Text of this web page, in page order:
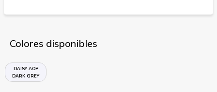
Colores disponibles
DAISY AOP
DARK GREY